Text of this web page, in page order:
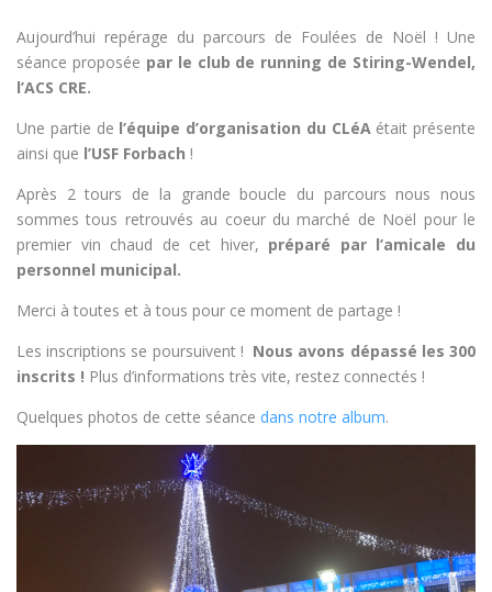
Aujourd’hui repérage du parcours de Foulées de Noël ! Une
séance proposée par le club de running de Stiring-Wendel,
l’ACS CRE.
Une partie de l’équipe d’organisation du CLéAétait présente
ainsi que l’USF Forbach !
Après 2 tours de la grande boucle du parcours nous nous
sommes tous retrouvés au coeur du marché de Noël pour le
premier vin chaud de cet hiver, préparé par l’amicale du
personnel municipal.
Merci à toutes et à tous pour ce moment de partage !
Les inscriptions se poursuivent ! Nous avons dépassé les 300
inscrits ! Plus d’informations très vite, restez connectés !
Quelques photos de cette séance dans notre album.